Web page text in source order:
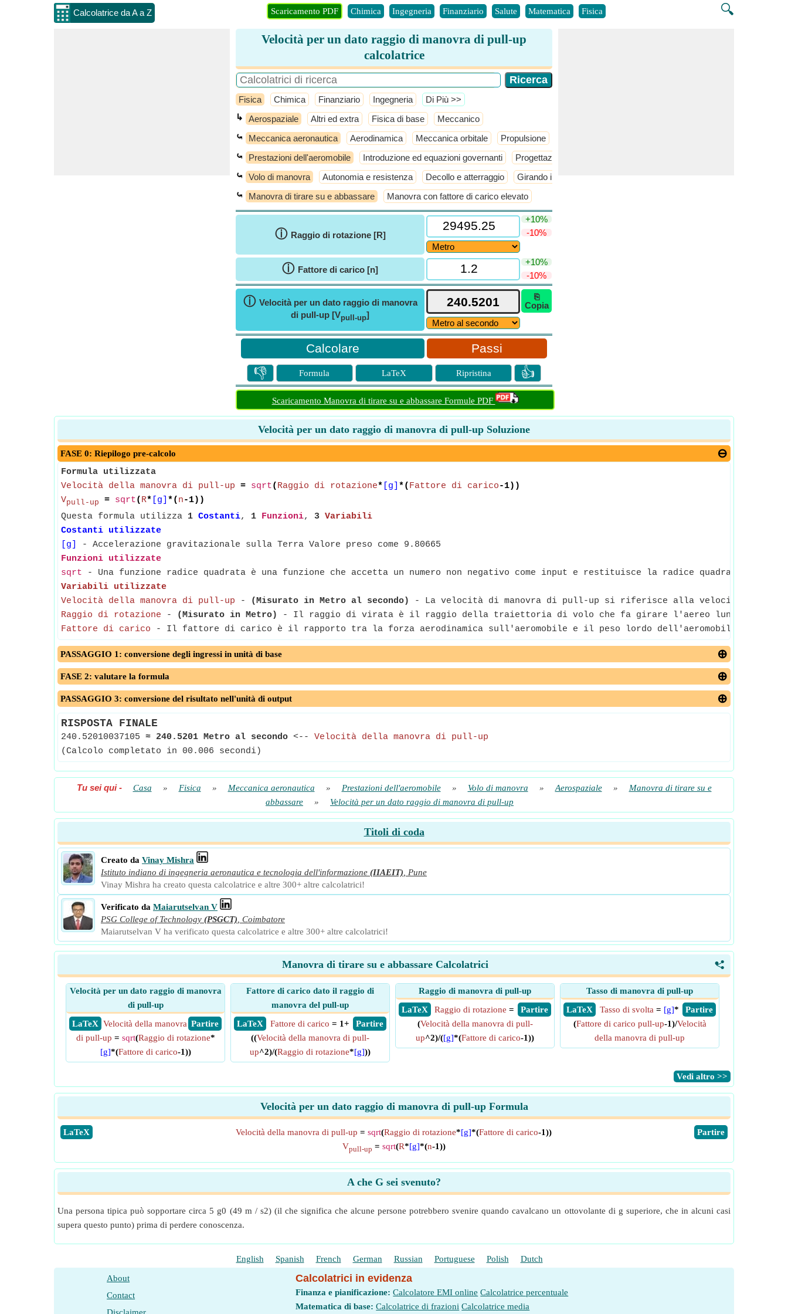
Calcolatrice da A a Z 🔍
Scaricamento PDF Chimica Ingegneria Finanziario Salute Matematica Fisica
Velocità per un dato raggio di manovra di pull-up
calcolatrice
Fisica Chimica Finanziario Ingegneria ​Di Più >>
↳ Aerospaziale Altri ed extra Fisica di base Meccanico
⤿ Meccanica aeronautica Aerodinamica Meccanica orbitale Propulsione
⤿ Prestazioni dell'aeromobile Introduzione ed equazioni governanti Progettazione di aeromobili
⤿ Volo di manovra Autonomia e resistenza Decollo e atterraggio Girando il volo
⤿ Manovra di tirare su e abbassare Manovra con fattore di carico elevato
ⓘ Raggio di rotazione [R]
+10%
-10%
ⓘ Fattore di carico [n]
+10%
-10%
ⓘ Velocità per un dato raggio di manovra
di pull-up [Vpull-up]
⎘
Copia
Passi
👎 Formula LaTeX Ripristina 👍
Scaricamento Manovra di tirare su e abbassare Formule PDF
Velocità per un dato raggio di manovra di pull-up Soluzione
FASE 0: Riepilogo pre-calcolo
Formula utilizzata
Velocità della manovra di pull-up = sqrt( Raggio di rotazione* [g] *( Fattore di carico-1))
Vpull-up = sqrt( R* [g] *( n-1))
Questa formula utilizza 1 Costanti, 1 Funzioni, 3 Variabili
Costanti utilizzate
[g]
- Accelerazione gravitazionale sulla Terra Valore preso come 9.80665
Funzioni utilizzate
sqrt - Una funzione radice quadrata è una funzione che accetta un numero non negativo come input e restituisce la radice quadrata del
Variabili utilizzate
Velocità della manovra di pull-up - (Misurato in Metro al secondo)
- La velocità di manovra di pull-up si riferisce alla velocità di un
Raggio di rotazione - (Misurato in Metro)
- Il raggio di virata è il raggio della traiettoria di volo che fa girare l'aereo lungo una
Fattore di carico - Il fattore di carico è il rapporto tra la forza aerodinamica sull'aeromobile e il peso lordo dell'aeromobile.
PASSAGGIO 1: conversione degli ingressi in unità di base
FASE 2: valutare la formula
PASSAGGIO 3: conversione del risultato nell'unità di output
RISPOSTA FINALE
240.52010037105 ≈ 240.5201 Metro al secondo <-- Velocità della manovra di pull-up
(Calcolo completato in 00.006 secondi)
Tu sei qui- Casa » Fisica » Meccanica aeronautica » Prestazioni dell'aeromobile » Volo di manovra » Aerospaziale »
Manovra di tirare su e
abbassare
» Velocità per un dato raggio di manovra di pull-up
Titoli di coda
Creato da Vinay Mishra
Istituto indiano di ingegneria aeronautica e tecnologia dell'informazione (IIAEIT)
Pune
Vinay Mishra ha creato questa calcolatrice e altre 300+ altre calcolatrici!
Verificato da Maiarutselvan V
PSG College of Technology (PSGCT) Coimbatore
Maiarutselvan V ha verificato questa calcolatrice e altre 300+ altre calcolatrici!
<
Manovra di tirare su e abbassare Calcolatrici
Velocità per un dato raggio di manovra
di pull-up
​ LaTeX
​ Partire
Velocità della manovra
di pull-up = sqrt(Raggio di rotazione*
[g]*(Fattore di carico-1))
Fattore di carico dato il raggio di
manovra del pull-up
​ LaTeX
​ Partire
Fattore di carico = 1+
((Velocità della manovra di pull-
up^2)/(Raggio di rotazione*[g]))
Raggio di manovra di pull-up
​ LaTeX
​ Partire
Raggio di rotazione =
(Velocità della manovra di pull-
up^2)/([g]*(Fattore di carico-1))
Tasso di manovra di pull-up
​ LaTeX
​ Partire
Tasso di svolta = [g]*
(Fattore di carico pull-up-1)/Velocità
della manovra di pull-up
​Vedi altro >>
Velocità per un dato raggio di manovra di pull-up Formula
​LaTeX ​Partire
Velocità della manovra di pull-up = sqrt(Raggio di rotazione*[g]*(Fattore di carico-1))
Vpull-up = sqrt(R*[g]*(n-1))
A che G sei svenuto?
Una persona tipica può sopportare circa 5 g0 (49 m / s2) (il che significa che alcune persone potrebbero svenire quando cavalcano un ottovolante di g superiore, che in alcuni casi
supera questo punto) prima di perdere conoscenza.
English Spanish French German Russian Portuguese Polish Dutch
About
Contact
Calcolatrici in evidenza
Finanza e pianificazione: Calcolatore EMI online Calcolatrice percentuale
Matematica di base: Calcolatrice di frazioni Calcolatrice media